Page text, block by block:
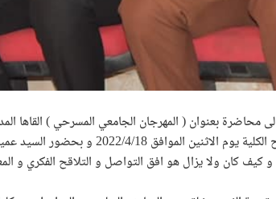
محاضرة بعنوان ( المهرجان الجامعي المسرحي ) القاها
كان ولا يزال هو افق التواصل و التلاقح الفكري و